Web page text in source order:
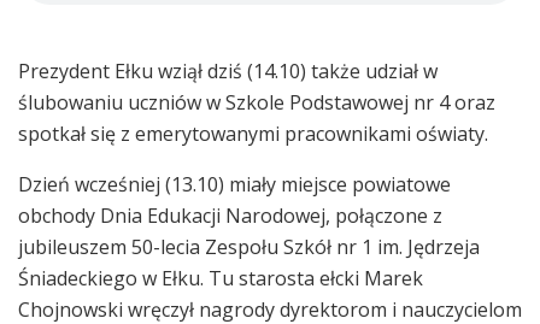
Prezydent Ełku wziął dziś (14.10) także udział w
ślubowaniu uczniów w Szkole Podstawowej nr 4 oraz
spotkał się z emerytowanymi pracownikami oświaty.
Dzień wcześniej (13.10) miały miejsce powiatowe
obchody Dnia Edukacji Narodowej, połączone z
jubileuszem 50-lecia Zespołu Szkół nr 1 im. Jędrzeja
Śniadeckiego w Ełku. Tu starosta ełcki Marek
Chojnowski wręczył nagrody dyrektorom i nauczycielom